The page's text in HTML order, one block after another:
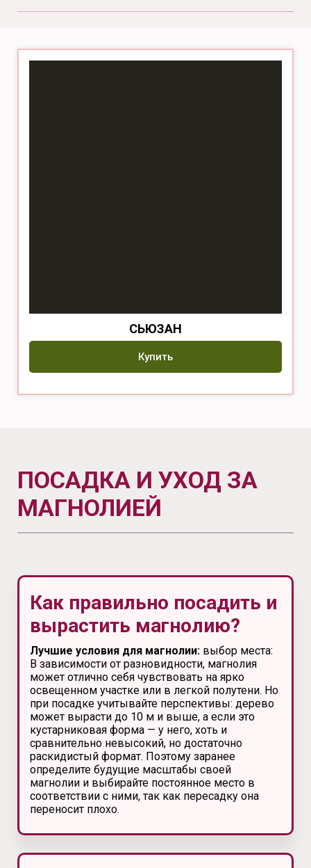
СЬЮЗАН
Купить
ПОСАДКА И УХОД ЗА
МАГНОЛИЕЙ
Как правильно посадить и
вырастить магнолию?
Лучшие условия для магнолии: выбор места:
В зависимости от разновидности, магнолия
может отлично себя чувствовать на ярко
освещенном участке или в легкой полутени. Но
при посадке учитывайте перспективы: дерево
может вырасти до 10 м и выше, а если это
кустарниковая форма — у него, хоть и
сравнительно невысокий, но достаточно
раскидистый формат. Поэтому заранее
определите будущие масштабы своей
магнолии и выбирайте постоянное место в
соответствии с ними, так как пересадку она
переносит плохо.